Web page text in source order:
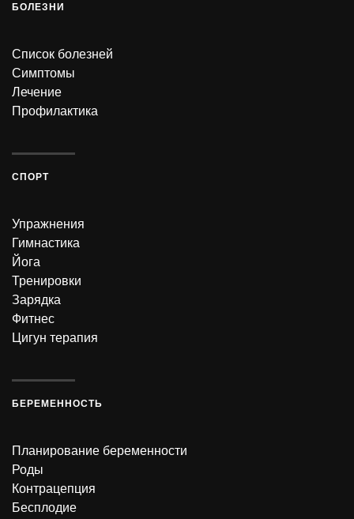
БОЛЕЗНИ
Список болезней
Симптомы
Лечение
Профилактика
СПОРТ
Упражнения
Гимнастика
Йога
Тренировки
Зарядка
Фитнес
Цигун терапия
БЕРЕМЕННОСТЬ
Планирование беременности
Роды
Контрацепция
Бесплодие